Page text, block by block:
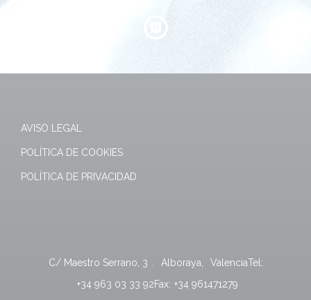
AVISO LEGAL
POLÍTICA DE COOKIES
POLÍTICA DE PRIVACIDAD
C/ Maestro Serrano, 3 Alboraya ValenciaTel:
+34 963 03 33 92Fax: +34 961471279